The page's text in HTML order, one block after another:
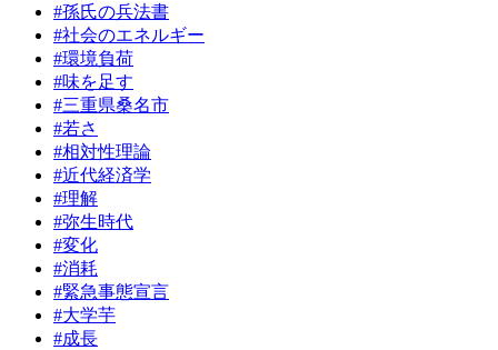
#孫氏の兵法書
#社会のエネルギー
#環境負荷
#味を足す
#三重県桑名市
#若さ
#相対性理論
#近代経済学
#理解
#弥生時代
#変化
#消耗
#緊急事態宣言
#大学芋
#成長